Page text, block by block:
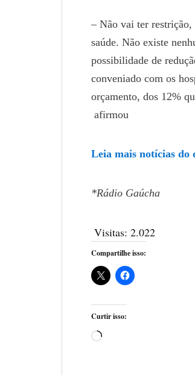
– Não vai ter restrição,
saúde. Não existe
possibilidade de
conveniado com os
orçamento, dos 12%
afirmou
Leia mais notícias do
*Rádio Gaúcha
Visitas: 2.022
Compartilhe isso:
Curtir isso: